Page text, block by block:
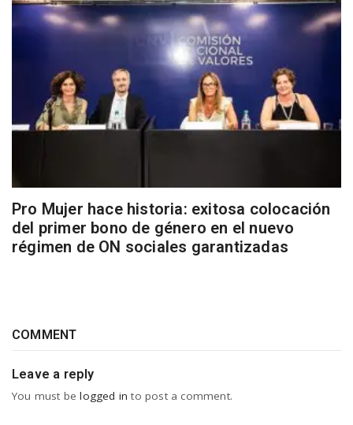
Pro Mujer hace historia: exitosa colocación
del primer bono de género en el nuevo
régimen de ON sociales garantizadas
COMMENT
Leave a reply
You must belogged in to post a comment.